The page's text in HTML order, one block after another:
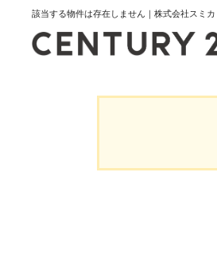
該当する物件は存在しません｜株式会社スミカ